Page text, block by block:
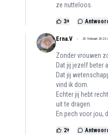
ze nutteloos.
3+
Erna.V 20 februari 2023
Zonder vrouwen
Dat jij jezelf beter
Dat jij
vind ik dom.
Echter jij hebt
uit te dragen.
En pech voor jou,
2+